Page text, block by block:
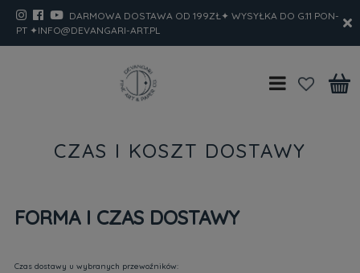
DARMOWA DOSTAWA OD 199ZŁ✦ WYSYŁKA DO G.11 PON-
PT ✦INFO@DEVANGARI-ART.PL
CZAS I KOSZT DOSTAWY
FORMA I CZAS DOSTAWY
Czas dostawy u wybranych przewoźników: